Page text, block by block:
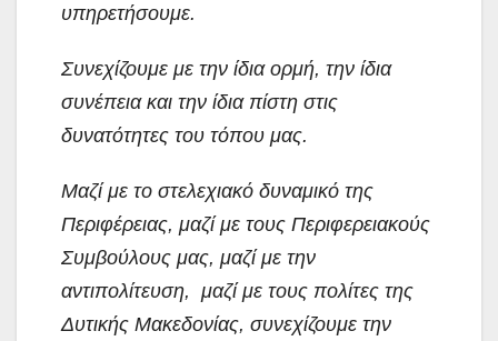
υπηρετήσουμε.
Συνεχίζουμε με την ίδια ορμή, την ίδια
συνέπεια και την ίδια πίστη στις
δυνατότητες του τόπου μας.
Μαζί με το στελεχιακό δυναμικό της
Περιφέρειας, μαζί με τους Περιφερειακούς
Συμβούλους μας, μαζί με την
αντιπολίτευση, μαζί με τους πολίτες της
Δυτικής Μακεδονίας, συνεχίζουμε την